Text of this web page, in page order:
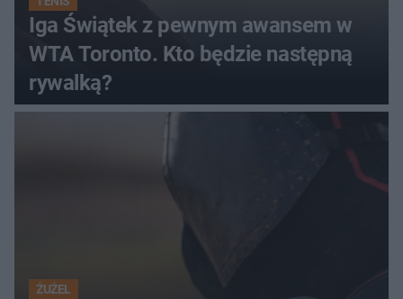
Iga Świątek z pewnym awansem w
WTA Toronto. Kto będzie następną
rywalką?
ŻUŻEL